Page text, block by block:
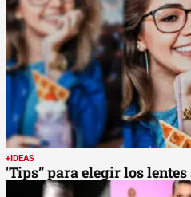
+IDEAS
'Tips” para elegir los